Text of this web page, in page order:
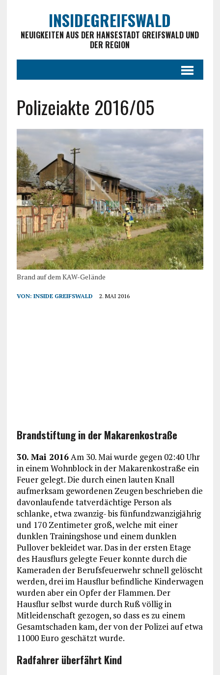
INSIDEGREIFSWALD
NEUIGKEITEN AUS DER HANSESTADT GREIFSWALD UND
DER REGION
Polizeiakte 2016/05
Brand auf dem KAW-Gelände
VON: INSIDE GREIFSWALD 2. MAI 2016
Brandstiftung in der Makarenkostraße
30. Mai 2016Am 30. Mai wurde gegen 02:40 Uhr
in einem Wohnblock in der Makarenkostraße ein
Feuer gelegt. Die durch einen lauten Knall
aufmerksam gewordenen Zeugen beschrieben die
davonlaufende tatverdächtige Person als
schlanke, etwa zwanzig- bis fünfundzwanzigjährig
und 170 Zentimeter groß, welche mit einer
dunklen Trainingshose und einem dunklen
Pullover bekleidet war. Das in der ersten Etage
des Hausflurs gelegte Feuer konnte durch die
Kameraden der Berufsfeuerwehr schnell gelöscht
werden, drei im Hausflur befindliche Kinderwagen
wurden aber ein Opfer der Flammen. Der
Hausflur selbst wurde durch Ruß völlig in
Mitleidenschaft gezogen, so dass es zu einem
Gesamtschaden kam, der von der Polizei auf etwa
11000 Euro geschätzt wurde.
Radfahrer überfährt Kind